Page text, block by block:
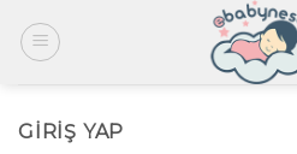
GIRIŞ YAP